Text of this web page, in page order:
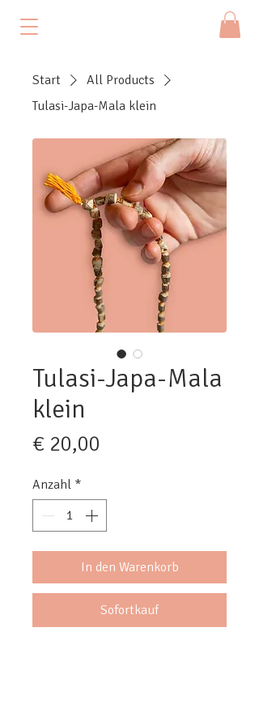
Start
All Products
Tulasi-Japa-Mala klein
Tulasi-Japa-Mala
klein
€ 20,00
Anzahl *
In den Warenkorb
Sofortkauf